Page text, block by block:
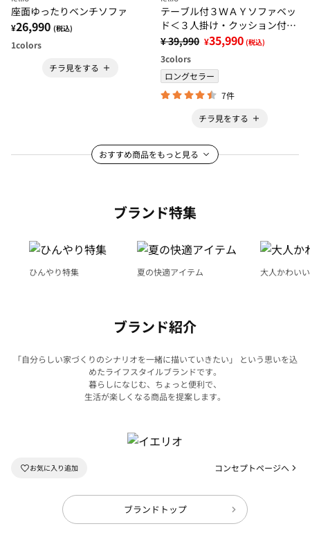
座面ゆったりベンチソファ
¥26,990 (税込)
1colors
チラ見をする
テーブル付３ＷＡＹソファベッ
ド＜３人掛け・クッション付・
ドリンクホルダー付・リクライ
ニング・テーブルソファ・脚付
きソファ＞
¥ 39,990 ¥35,990 (税込)
3colors
ロングセラー
7件
チラ見をする
おすすめ商品をもっと見る
ブランド特集
ひんやり特集 夏の快適アイテム 大人かわい
ブランド紹介
「自分らしい家づくりのシナリオを一緒に描いていきたい」 という思いを込
めたライフスタイルブランドです。
暮らしになじむ、ちょっと便利で、
生活が楽しくなる商品を提案します。
コンセプトページへ
ブランドトップ